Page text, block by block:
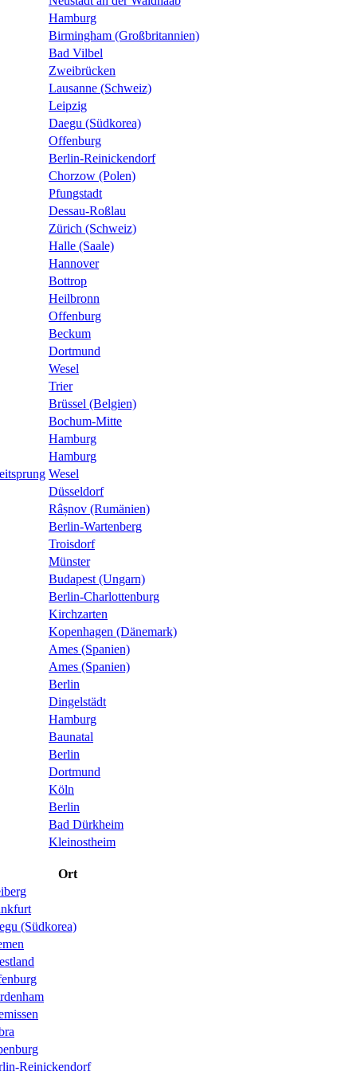
Hamburg
Birmingham (Großbritannien)
Bad Vilbel
Zweibrücken
Lausanne (Schweiz)
Leipzig
Daegu (Südkorea)
Offenburg
Berlin-Reinickendorf
Chorzow (Polen)
Pfungstadt
Dessau-Roßlau
Zürich (Schweiz)
Halle (Saale)
Hannover
Bottrop
Heilbronn
Offenburg
Beckum
Dortmund
Wesel
Trier
Brüssel (Belgien)
Bochum-Mitte
Hamburg
Hamburg
Wesel
Düsseldorf
Râșnov (Rumänien)
Berlin-Wartenberg
Troisdorf
Münster
Budapest (Ungarn)
Berlin-Charlottenburg
Kirchzarten
Kopenhagen (Dänemark)
Ames (Spanien)
Ames (Spanien)
Berlin
Dingelstädt
Hamburg
Baunatal
Berlin
Dortmund
Köln
Berlin
Bad Dürkheim
Kleinostheim
Ort
(Südkorea)
Reinickendorf